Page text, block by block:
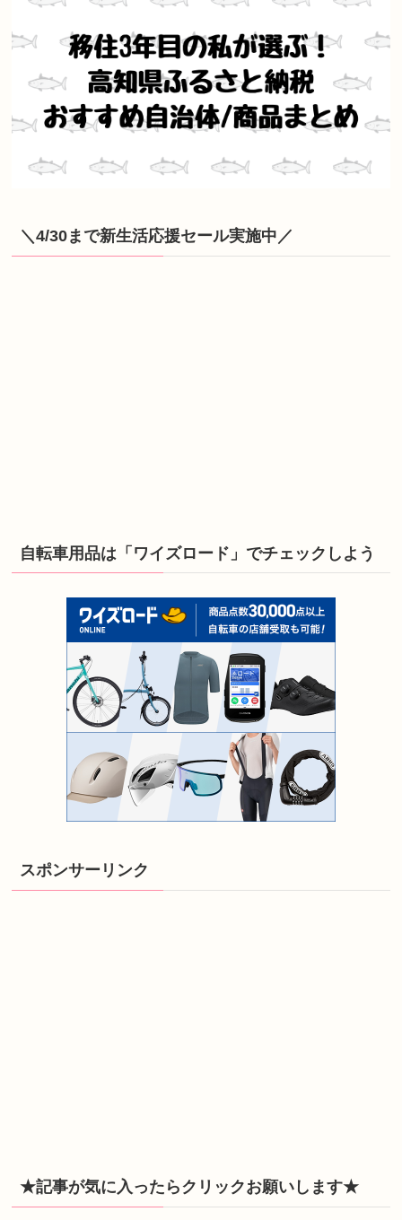
＼4/30まで新生活応援セール実施中／
自転車用品は「ワイズロード」でチェックしよう
スポンサーリンク
★記事が気に入ったらクリックお願いします★